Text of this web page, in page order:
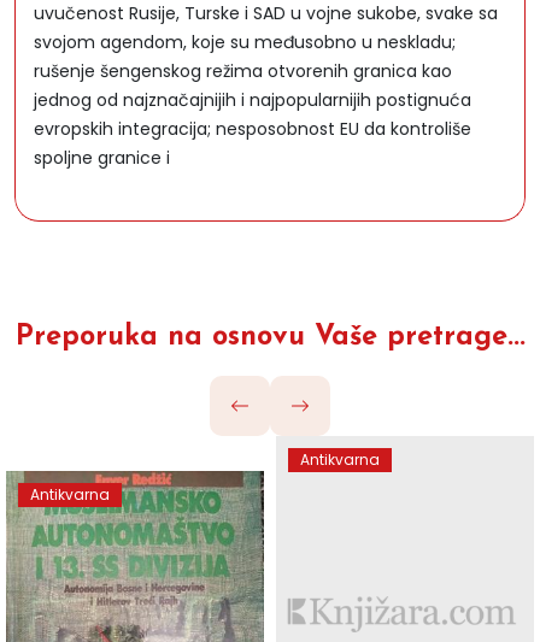
uvučenost Rusije, Turske i SAD u vojne sukobe, svake sa
svojom agendom, koje su međusobno u neskladu;
rušenje šengenskog režima otvorenih granica kao
jednog od najznačajnijih i najpopularnijih postignuća
evropskih integracija; nesposobnost EU da kontroliše
spoljne granice i
Preporuka na osnovu Vaše pretrage...
Antikvarna
Antikvarna